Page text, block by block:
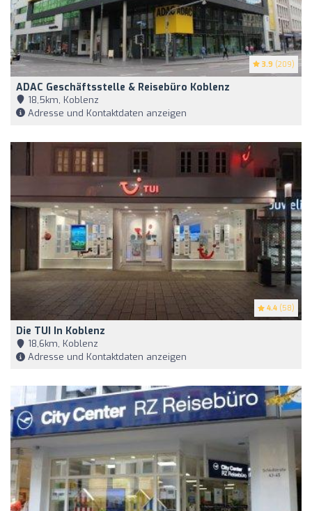
3.9 (209)
ADAC Geschäftsstelle & Reisebüro Koblenz
18,5km, Koblenz
Adresse und Kontaktdaten anzeigen
4.4 (58)
Die TUI In Koblenz
18,6km, Koblenz
Adresse und Kontaktdaten anzeigen